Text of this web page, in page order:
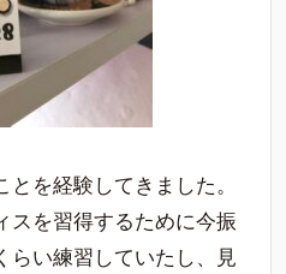
を経験してきました。
スを習得するために今振
らい練習していたし、見